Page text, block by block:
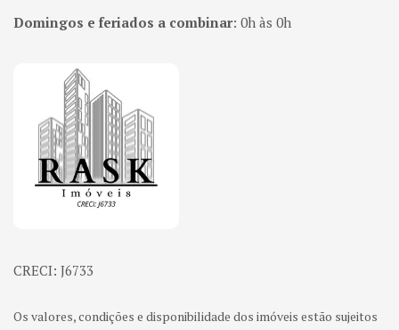
Domingos e feriados a combinar: 0h às 0h
Página inicial
CRECI: J6733
Os valores, condições e disponibilidade dos imóveis estão sujeitos